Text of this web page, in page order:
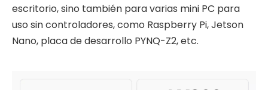
escritorio, sino también para varias mini PC para
uso sin controladores, como Raspberry Pi, Jetson
Nano, placa de desarrollo PYNQ-Z2, etc.